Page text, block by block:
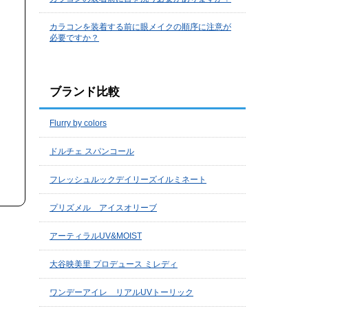
カラコンを装着する前に眼メイクの順序に注意が
必要ですか？
ブランド比較
Flurry by colors
ドルチェ スパンコール
フレッシュルックデイリーズイルミネート
プリズメル アイスオリーブ
アーティラルUV&MOIST
大谷映美里 プロデュース ミレディ
ワンデーアイレ リアルUVトーリック